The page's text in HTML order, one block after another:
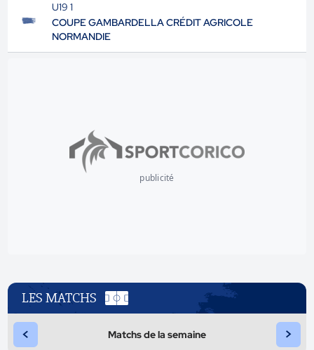
U19 1
COUPE GAMBARDELLA CRÉDIT AGRICOLE
NORMANDIE
publicité
LES MATCHS
< Matchs de la semaine >